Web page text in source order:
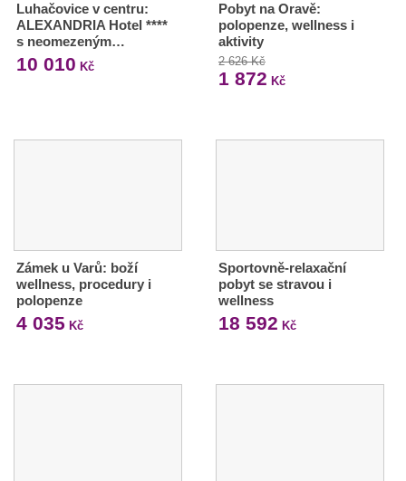
Luhačovice v centru:
ALEXANDRIA Hotel ****
s neomezeným…
10 010 Kč
Pobyt na Oravě:
polopenze, wellness i
aktivity
2 626 Kč
1 872 Kč
Zámek u Varů: boží
wellness, procedury i
polopenze
4 035 Kč
Sportovně-relaxační
pobyt se stravou i
wellness
18 592 Kč